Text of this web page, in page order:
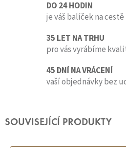
DO 24 HODIN
je váš balíček na cestě
35 LET NA TRHU
pro vás vyrábíme
45 DNÍ NA VRÁCENÍ
vaší objednávky bez
SOUVISEJÍCÍ PRODUKTY